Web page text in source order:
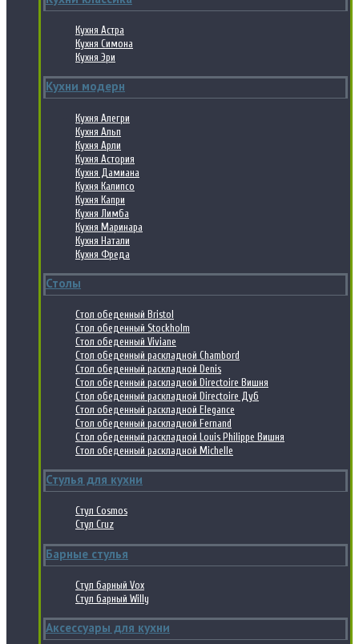
Кухня Астра
Кухня Симона
Кухня Эри
Кухни модерн
Кухня Алегри
Кухня Альп
Кухня Арли
Кухня Астория
Кухня Дамиана
Кухня Калипсо
Кухня Капри
Кухня Лимба
Кухня Маринара
Кухня Натали
Кухня Фреда
Столы
Стол обеденный Bristol
Стол обеденный Stockholm
Стол обеденный Viviane
Стол обеденный раскладной Chambord
Стол обеденный раскладной Denis
Стол обеденный раскладной Directoire Вишня
Стол обеденный раскладной Directoire Дуб
Стол обеденный раскладной Elegance
Стол обеденный раскладной Fernand
Стол обеденный раскладной Louis Philippe Вишня
Стол обеденный раскладной Michelle
Стулья для кухни
Стул Cosmos
Стул Cruz
Барные стулья
Стул барный Vox
Стул барный Willy
Аксессуары для кухни